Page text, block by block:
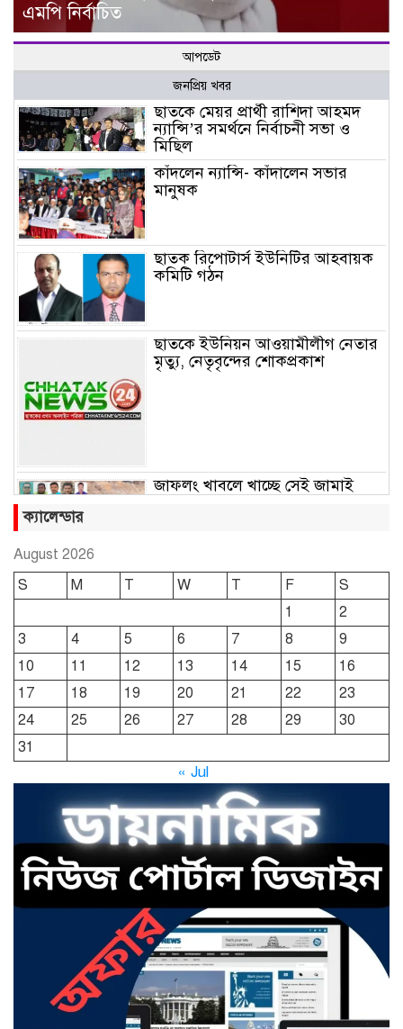
এমপি নির্বাচিত
আপডেট
জনপ্রিয় খবর
ছাতকে মেয়র প্রার্থী রাশিদা আহমদ
ন্যান্সি’র সমর্থনে নির্বাচনী সভা ও
মিছিল
কাঁদলেন ন্যান্সি- কাঁদালেন সভার
মানুষক
ছাতক রিপোটার্স ইউনিটির আহবায়ক
কমিটি গঠন
ছাতকে ইউনিয়ন আওয়ামীলীগ নেতার
মৃত্যু, নেতৃবৃন্দের শোকপ্রকাশ
জাফলং খাবলে খাচ্ছে সেই জামাই
ছাতকে রুহুল আমীন ফাউন্ডেশনের
শীতবস্ত্র বিতরণ
দোয়ারাবাজারে নামে-বেনামে চলছে
খাসজমি দখলের প্রতিযোগিতা : নির্লিপ্ত
প্রশাসন
নিরব
ছাতকে এক স্কুল ছাত্রী পাশবিকতার
শিকার অভিযুক্ত
ছাতক থানার পুলিশ সদস্য সংগীতে
শ্রেষ্ঠ শিল্পী নির্বাচিত
ছাতকের নবাগত ইউএনও’র সাথে
প্রেসক্লাব নেতৃবৃন্দের সাক্ষাত
ক্যালেন্ডার
August 2026
S
M T W T F
S
1
2
3
4 5 6 7 8
9
10
11 12 13 14 15
16
17
18 19 20 21 22
23
24
25 26 27 28 29
30
31
« Jul